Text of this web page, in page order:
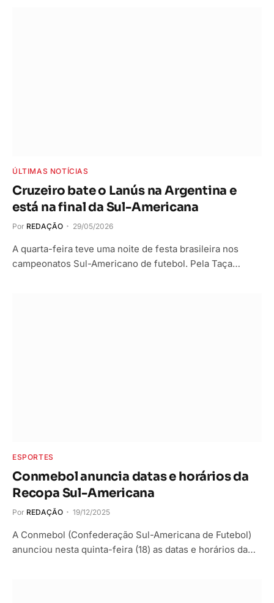
ÚLTIMAS NOTÍCIAS
Cruzeiro bate o Lanús na Argentina e
está na final da Sul-Americana
Por REDAÇÃO 29/05/2026
A quarta-feira teve uma noite de festa brasileira nos
campeonatos Sul-Americano de futebol. Pela Taça…
ESPORTES
Conmebol anuncia datas e horários da
Recopa Sul-Americana
Por REDAÇÃO 19/12/2025
A Conmebol (Confederação Sul-Americana de Futebol)
anunciou nesta quinta-feira (18) as datas e horários da…